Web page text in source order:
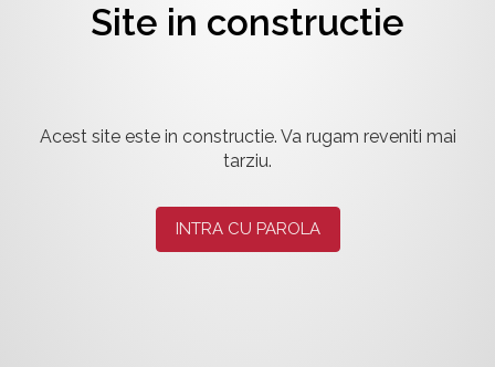
Site in constructie
Acest site este in constructie. Va rugam reveniti mai
tarziu.
INTRA CU PAROLA